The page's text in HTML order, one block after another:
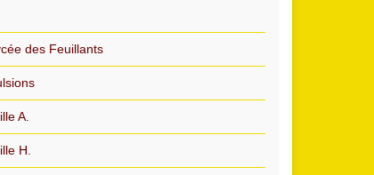
des Feuillants
A.
H.